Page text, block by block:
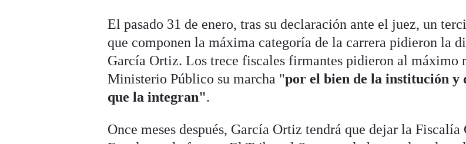
El pasado 31 de enero, tras su declaración ante el juez, un
que componen la máxima categoría de la carrera pidieron la
García Ortiz. Los trece fiscales firmantes pidieron al máximo
Ministerio Público su marcha "por el bien de la institución y
que la integran".
Once meses después, García Ortiz tendrá que dejar la Fiscalía